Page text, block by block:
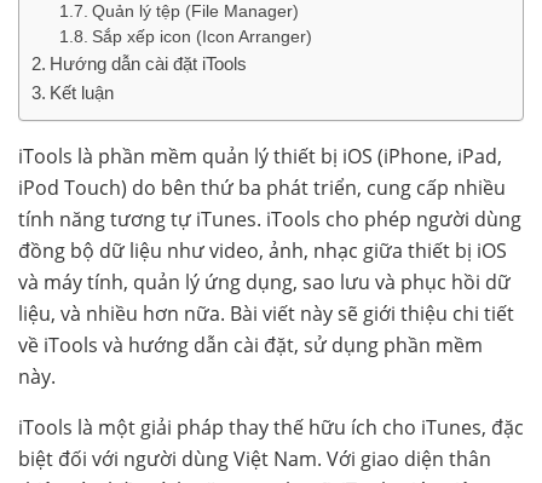
Quản lý tệp (File Manager)
Sắp xếp icon (Icon Arranger)
Hướng dẫn cài đặt iTools
Kết luận
iTools là phần mềm quản lý thiết bị iOS (iPhone, iPad,
iPod Touch) do bên thứ ba phát triển, cung cấp nhiều
tính năng tương tự iTunes. iTools cho phép người dùng
đồng bộ dữ liệu như video, ảnh, nhạc giữa thiết bị iOS
và máy tính, quản lý ứng dụng, sao lưu và phục hồi dữ
liệu, và nhiều hơn nữa. Bài viết này sẽ giới thiệu chi tiết
về iTools và hướng dẫn cài đặt, sử dụng phần mềm
này.
iTools là một giải pháp thay thế hữu ích cho iTunes, đặc
biệt đối với người dùng Việt Nam. Với giao diện thân